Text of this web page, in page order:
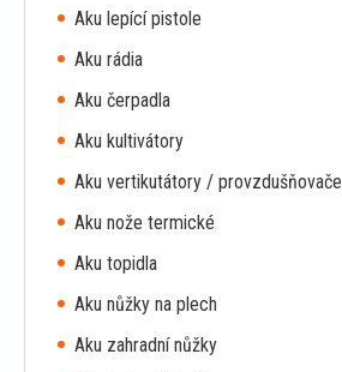
Aku lepící pistole
Aku rádia
Aku čerpadla
Aku kultivátory
Aku vertikutátory / provzdušňovače
Aku nože termické
Aku topidla
Aku nůžky na plech
Aku zahradní nůžky